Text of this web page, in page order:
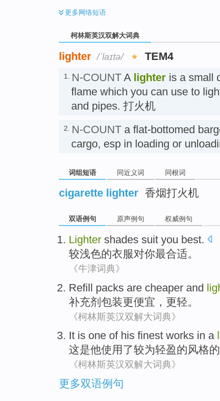
更多网络短语
柯林斯英汉双解大词典
lighter /ˈlaɪtə/ TEM4
1. N-COUNT A lighter is a small
flame which you can use to
and pipes. 打火机
2. N-COUNT a flat-bottomed
cargo, esp in loading or
词组短语 同近义词 同根词
cigarette lighter 香烟打火机
双语例句 原声例句 权威例句
Lighter shades suit you best.
较浅色的衣服对你最合适。
《牛津词典》
Refill packs are cheaper and
补充剂 包装更便宜，更轻。
《柯林斯英汉双解大词典》
It is one of his finest works in a
这是他使用了较为轻盈的风格的
《柯林斯英汉双解大词典》
更多双语例句